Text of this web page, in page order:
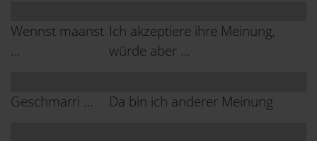
Wennst maanst
…
Ich akzeptiere ihre Meinung,
würde aber …
Geschmarri … Da bin ich anderer Meinung